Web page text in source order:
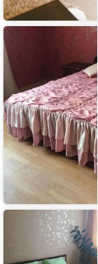
Апартаменты
На
улице
Карла
Маркса,
163
Apartment
Magistralnaya